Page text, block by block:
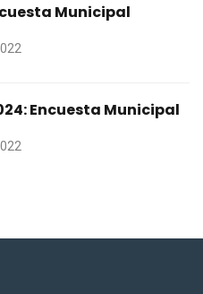
Municipal
Encuesta Municipal